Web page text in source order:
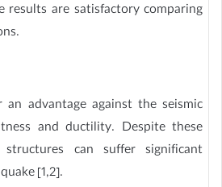
results are satisfactory comparing
advantage against the seismic
and ductility. Despite these
structures can suffer significant
[1,2].